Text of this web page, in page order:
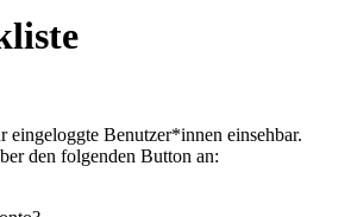
Benutzer*innen einsehbar.
den folgenden Button an: